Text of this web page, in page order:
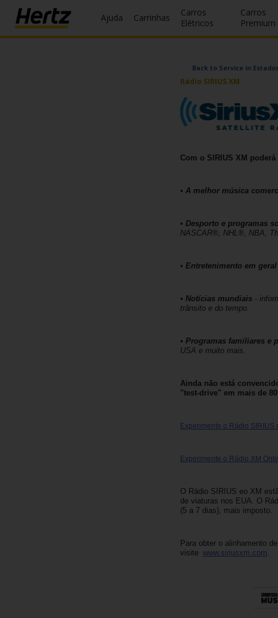
Ajuda Carrinhas
Carros
Elétricos
Carros
Premium
Back to Service in
Rádio SIRIUS XM
Com o SIRIUS XM
• A melhor música
• Desporto e programas
NASCAR®, NHL®, NBA,
• Entretenimento em geral
• Notícias mundiais -
trânsito e do tempo.
• Programas familiares e
USA e muito mais.
Ainda não está
"test-drive" em mais de
Experimente o Rádio SIRIUS
Experimente o Rádio XM
O Rádio SIRIUS eo XM
de viaturas nos EUA. O
(5 a 7 dias), mais imposto.
Para obter o alinhamento
visite www.siriusxm.com.